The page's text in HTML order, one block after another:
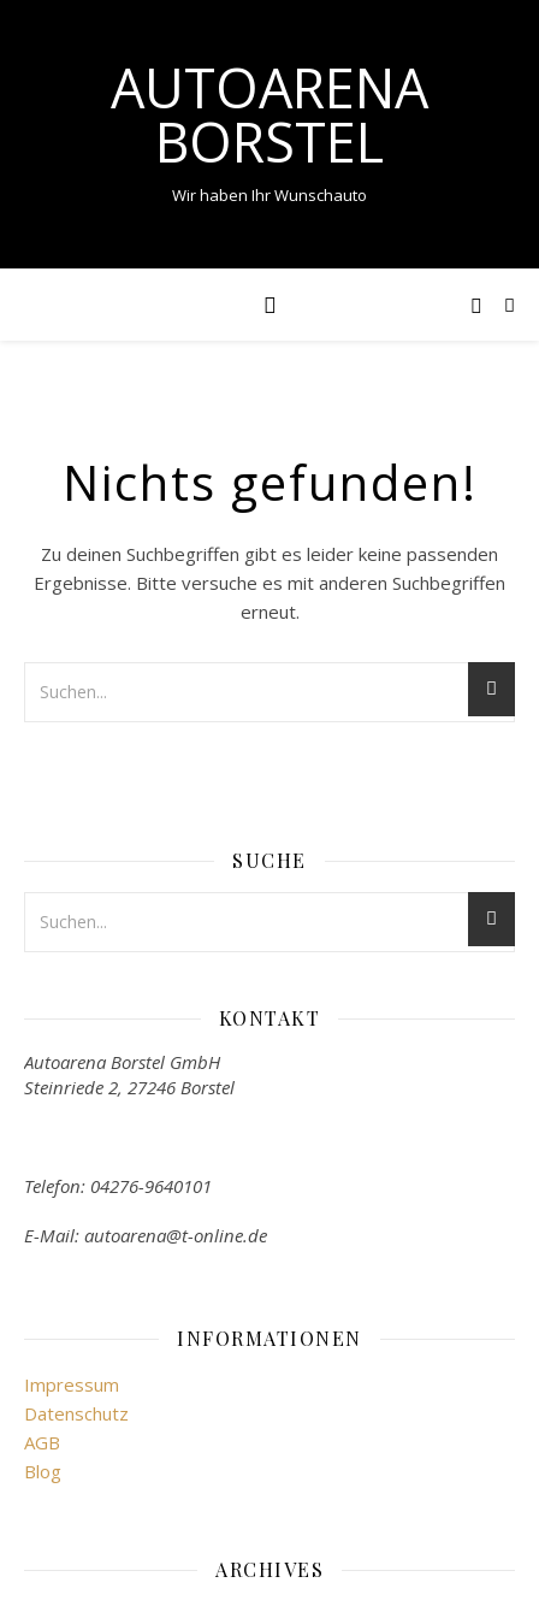
AUTOARENA
BORSTEL
Wir haben Ihr Wunschauto
Nichts gefunden!
Zu deinen Suchbegriffen gibt es leider keine passenden
Ergebnisse. Bitte versuche es mit anderen Suchbegriffen
erneut.
SUCHE
KONTAKT
Autoarena Borstel GmbH
Steinriede 2, 27246 Borstel
Telefon: 04276-9640101
E-Mail: autoarena@t-online.de
INFORMATIONEN
Impressum
Datenschutz
AGB
Blog
ARCHIVES